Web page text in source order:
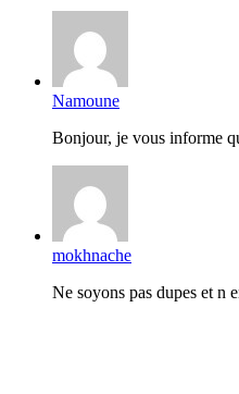
Namoune
Bonjour, je vous informe
mokhnache
Ne soyons pas dupes et n